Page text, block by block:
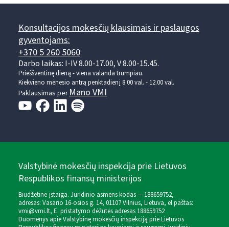
Konsultacijos mokesčių klausimais ir paslaugos
gyventojams:
+370 5 260 5060
Darbo laikas: I-IV 8.00-17.00, V 8.00-15.45.
Prieššventinę dieną - viena valanda trumpiau.
Kiekvieno mėnesio antrą penktadienį 8.00 val. - 12.00 val.
Paklausimas perMano VMI
Valstybinė mokesčių inspekcija prie Lietuvos
Respublikos finansų ministerijos
Biudžetinė įstaiga. Juridinio asmens kodas — 188659752,
adresas: Vasario 16-osios g. 14, 01107 Vilnius, Lietuva, el.paštas:
vmi@vmi.lt, E. pristatymo dėžutės adresas 188659752
Duomenys apie Valstybinę mokesčių inspekciją prie Lietuvos